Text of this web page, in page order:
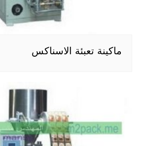
ماكينة تعبئة الاسناكس